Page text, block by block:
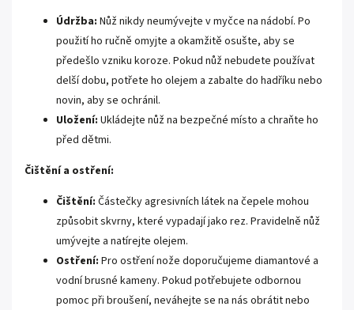
Údržba: Nůž nikdy neumývejte v myčce na nádobí. Po
použití ho ručně omyjte a okamžitě osušte, aby se
předešlo vzniku koroze. Pokud nůž nebudete používat
delší dobu, potřete ho olejem a zabalte do hadříku nebo
novin, aby se ochránil.
Uložení: Ukládejte nůž na bezpečné místo a chraňte ho
před dětmi.
Čištění a ostření:
Čištění: Částečky agresivních látek na čepele mohou
způsobit skvrny, které vypadají jako rez. Pravidelně nůž
umývejte a natírejte olejem.
Ostření: Pro ostření nože doporučujeme diamantové a
vodní brusné kameny. Pokud potřebujete odbornou
pomoc při broušení, neváhejte se na nás obrátit nebo